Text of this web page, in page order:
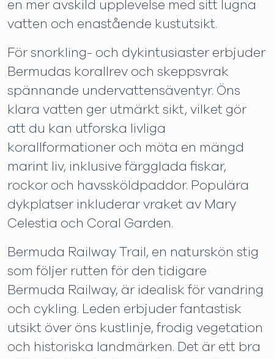
en mer avskild upplevelse med sitt lugna
vatten och enastående kustutsikt.
För snorkling- och dykintusiaster erbjuder
Bermudas korallrev och skeppsvrak
spännande undervattensäventyr. Öns
klara vatten ger utmärkt sikt, vilket gör
att du kan utforska livliga
korallformationer och möta en mängd
marint liv, inklusive färgglada fiskar,
rockor och havssköldpaddor. Populära
dykplatser inkluderar vraket av Mary
Celestia och Coral Garden.
Bermuda Railway Trail, en naturskön stig
som följer rutten för den tidigare
Bermuda Railway, är idealisk för vandring
och cykling. Leden erbjuder fantastisk
utsikt över öns kustlinje, frodig vegetation
och historiska landmärken. Det är ett bra